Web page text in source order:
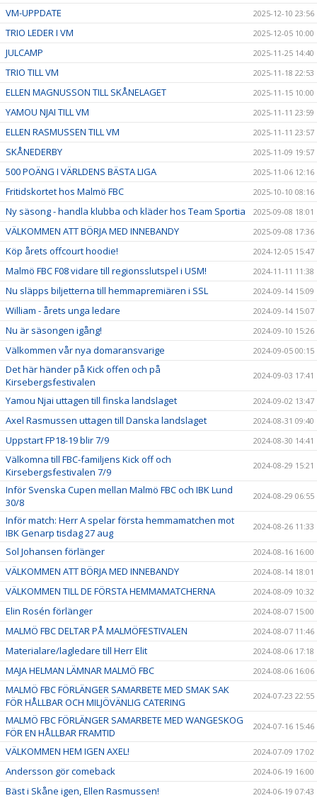
VM-UPPDATE 2025-12-10 23:56
TRIO LEDER I VM 2025-12-05 10:00
JULCAMP 2025-11-25 14:40
TRIO TILL VM 2025-11-18 22:53
ELLEN MAGNUSSON TILL SKÅNELAGET 2025-11-15 10:00
YAMOU NJAI TILL VM 2025-11-11 23:59
ELLEN RASMUSSEN TILL VM 2025-11-11 23:57
SKÅNEDERBY 2025-11-09 19:57
500 POÄNG I VÄRLDENS BÄSTA LIGA 2025-11-06 12:16
Fritidskortet hos Malmö FBC 2025-10-10 08:16
Ny säsong - handla klubba och kläder hos Team Sportia 2025-09-08 18:01
VÄLKOMMEN ATT BÖRJA MED INNEBANDY 2025-09-08 17:36
Köp årets offcourt hoodie! 2024-12-05 15:47
Malmö FBC F08 vidare till regionsslutspel i USM! 2024-11-11 11:38
Nu släpps biljetterna till hemmapremiären i SSL 2024-09-14 15:09
William - årets unga ledare 2024-09-14 15:07
Nu är säsongen igång! 2024-09-10 15:26
Välkommen vår nya domaransvarige 2024-09-05 00:15
Det här händer på Kick offen och på
Kirsebergsfestivalen
2024-09-03 17:41
Yamou Njai uttagen till finska landslaget 2024-09-02 13:47
Axel Rasmussen uttagen till Danska landslaget 2024-08-31 09:40
Uppstart FP18-19 blir 7/9 2024-08-30 14:41
Välkomna till FBC-familjens Kick off och
Kirsebergsfestivalen 7/9
2024-08-29 15:21
Inför Svenska Cupen mellan Malmö FBC och IBK Lund
30/8
2024-08-29 06:55
Inför match: Herr A spelar första hemmamatchen mot
IBK Genarp tisdag 27 aug
2024-08-26 11:33
Sol Johansen förlänger 2024-08-16 16:00
VÄLKOMMEN ATT BÖRJA MED INNEBANDY 2024-08-14 18:01
VÄLKOMMEN TILL DE FÖRSTA HEMMAMATCHERNA 2024-08-09 10:32
Elin Rosén förlänger 2024-08-07 15:00
MALMÖ FBC DELTAR PÅ MALMÖFESTIVALEN 2024-08-07 11:46
Materialare/lagledare till Herr Elit 2024-08-06 17:18
MAJA HELMAN LÄMNAR MALMÖ FBC 2024-08-06 16:06
MALMÖ FBC FÖRLÄNGER SAMARBETE MED SMAK SAK
FÖR HÅLLBAR OCH MILJÖVÄNLIG CATERING
2024-07-23 22:55
MALMÖ FBC FÖRLÄNGER SAMARBETE MED WANGESKOG
FÖR EN HÅLLBAR FRAMTID
2024-07-16 15:46
VÄLKOMMEN HEM IGEN AXEL! 2024-07-09 17:02
Andersson gör comeback 2024-06-19 16:00
Bäst i Skåne igen, Ellen Rasmussen! 2024-06-19 07:43